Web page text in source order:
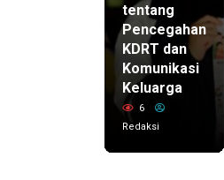
tentang
Pencegahan
KDRT dan
Komunikasi
Keluarga
6
Redaksi